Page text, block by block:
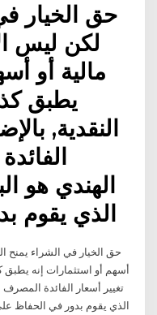
حق الخيار
لكن ليس
مالية أو
يطبق
النقدية,
الهندي هو
الذي يقوم
حق الخيار في الشراء يمنح
أسهم أو استثمارات إنه يطبق
تغيير أسعار الفائدة
الذي يقوم بدور في الحفاظ